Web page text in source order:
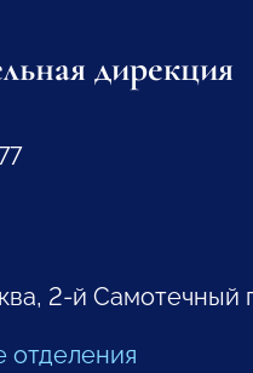
дирекция
2-й Самотечный
отделения